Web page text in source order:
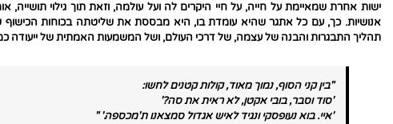
ישות אחרת שמאיימת על חייה, על חיי היקרים לה ועל עולמה, וזאת תוך גילוי
אנושיות. כך, עם כל אתגר שהיא עומדת בו, היא מבססת את שליטתה בכוחות הכישוף
תהליך התבגרות והבנה של עצמה, של דרכי העולם, ושל המשמעות האמתית של ייעודה
"בין קני הסוף, נמוך מאוד, קולות קטנים לחשו:
'סוד וסבר, בובי אקטן, לא ראית את סה?'
'איי. בוא נעופסקי ונגיד לאיש אגדול סמצאנו ת'מכספה.' "